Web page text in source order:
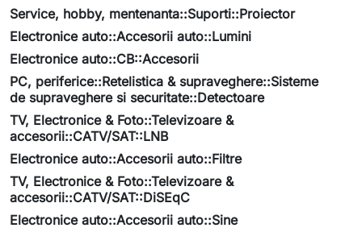
Service, hobby, mentenanta::Suporti::Proiector
Electronice auto::Accesorii auto::Lumini
Electronice auto::CB::Accesorii
PC, periferice::Retelistica & supraveghere::Sisteme
de supraveghere si securitate::Detectoare
TV, Electronice & Foto::Televizoare &
accesorii::CATV/SAT::LNB
Electronice auto::Accesorii auto::Filtre
TV, Electronice & Foto::Televizoare &
accesorii::CATV/SAT::DiSEqC
Electronice auto::Accesorii auto::Sine